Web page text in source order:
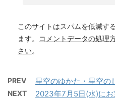
このサイトはスパムを低減す
ます。
コメントデータの処理
さい。
PREV 星空のゆかた・星空の
NEXT 2023年7月5日(水)に